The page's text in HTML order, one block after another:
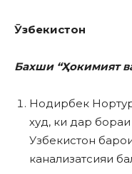
Ӯзбекистон
Бахши “Ҳокимият
Нодирбек
худ, ки дар бораи
Узбекистон
канализатсияи